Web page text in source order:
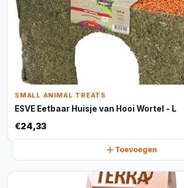
SMALL ANIMAL TREATS
ESVE Eetbaar Huisje van Hooi Wortel - L
€24,33
Toevoegen